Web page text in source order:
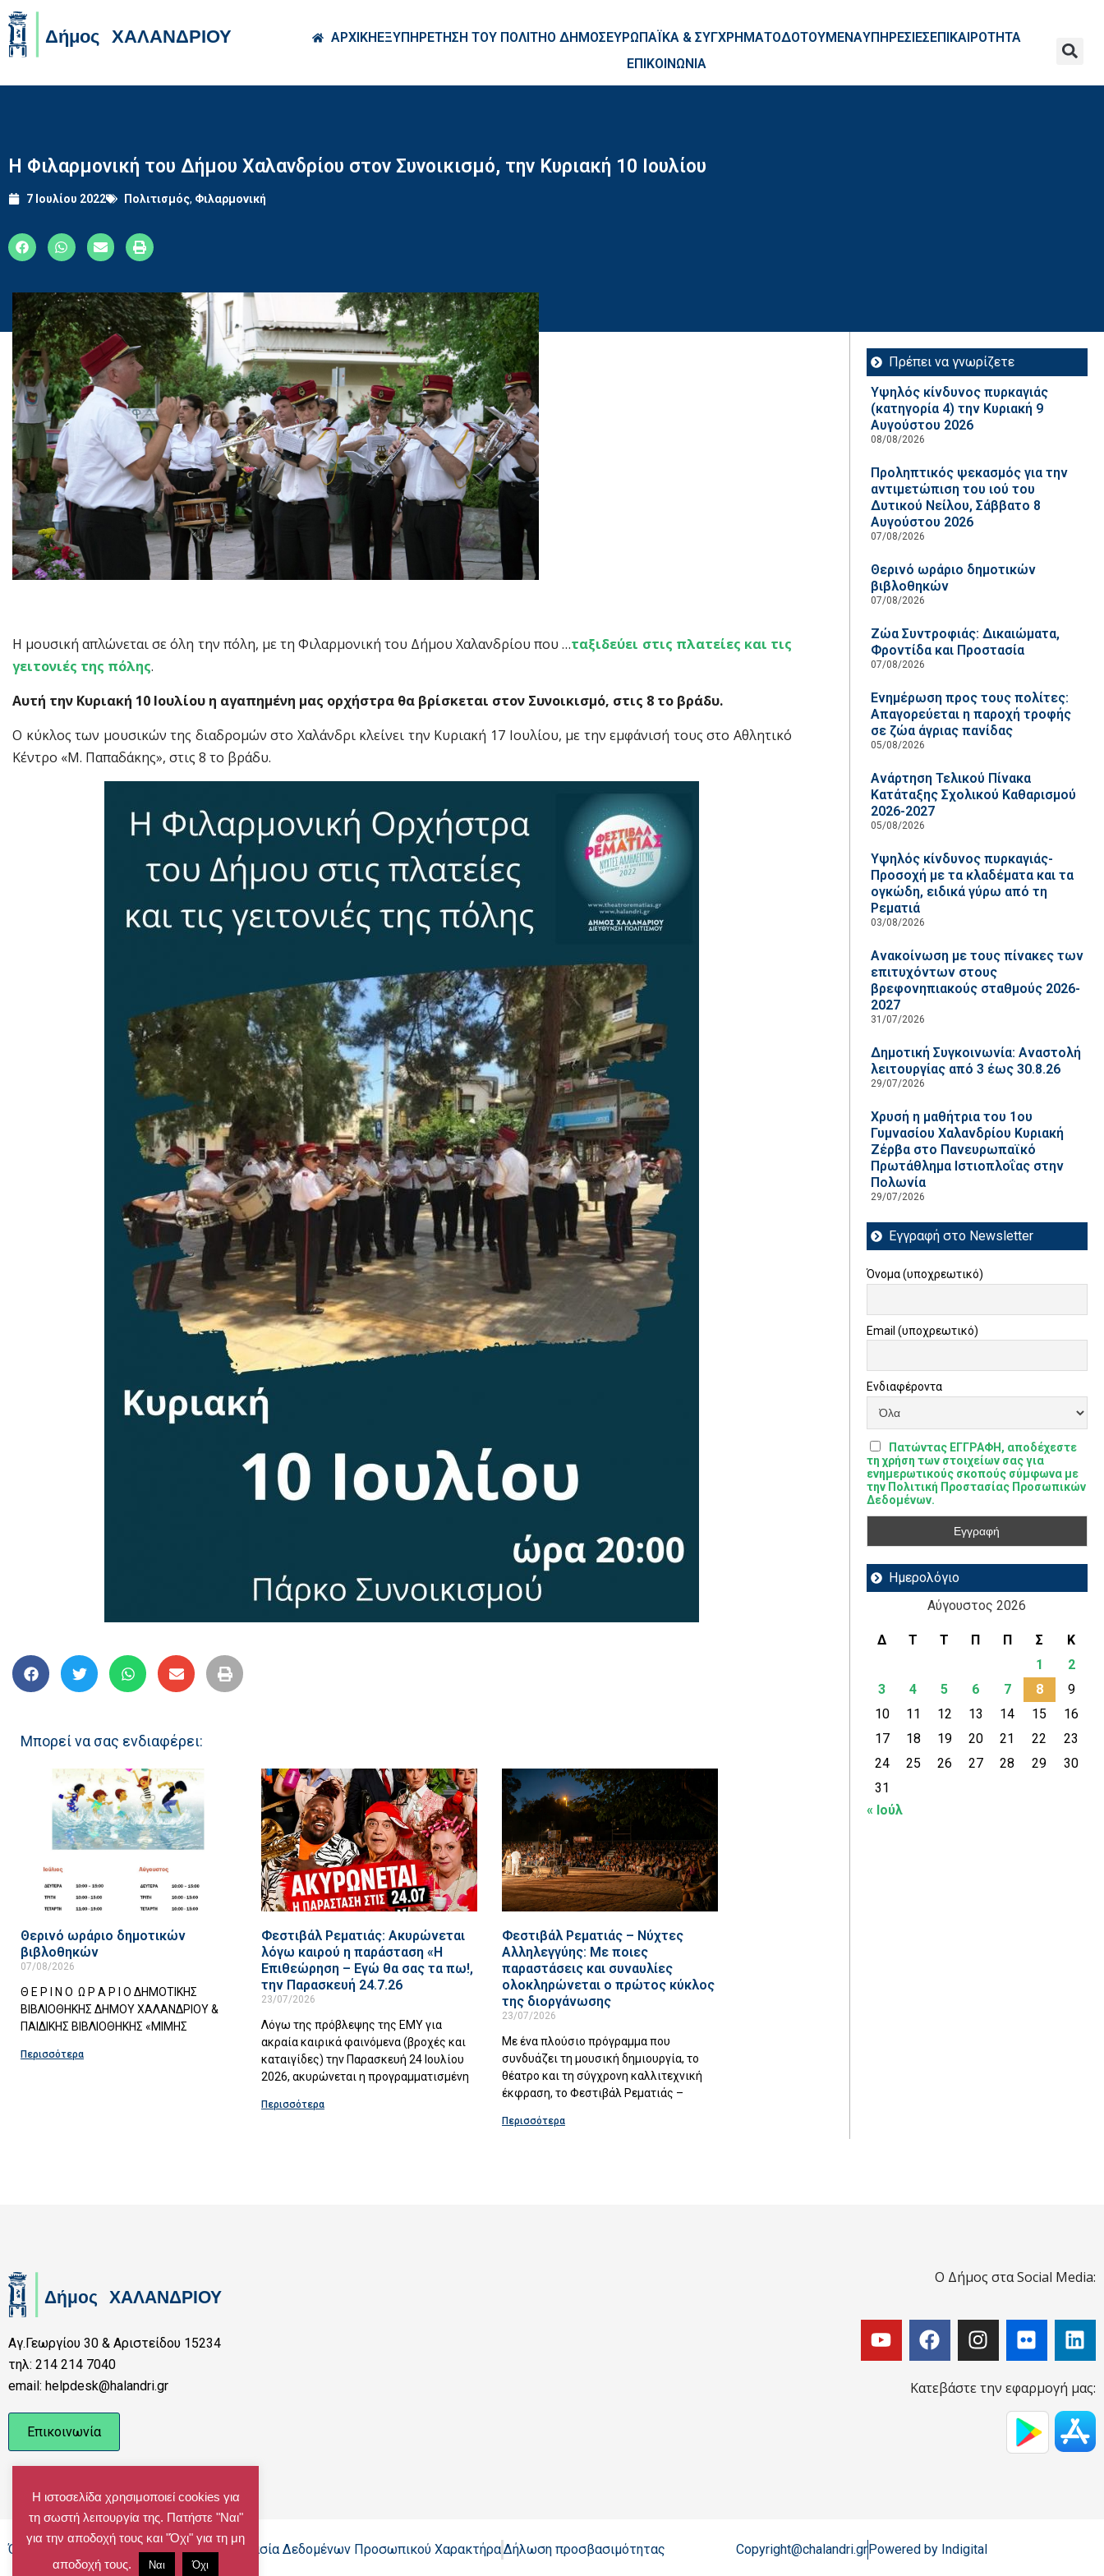
ΑΡΧΙΚΗΕΞΥΠΗΡΕΤΗΣΗ ΤΟΥ ΠΟΛΙΤΗΟ ΔΗΜΟΣΕΥΡΩΠΑΪΚΑ & ΣΥΓΧΡΗΜΑΤΟΔΟΤΟΥΜΕΝΑΥΠΗΡΕΣΙΕΣΕΠΙΚΑΙΡΟΤΗΤΑ
ΕΠΙΚΟΙΝΩΝΙΑ
Η Φιλαρμονική του Δήμου Χαλανδρίου στον Συνοικισμό, την Κυριακή 10 Ιουλίου
7 Ιουλίου 2022 Πολιτισμός, Φιλαρμονική
Η μουσική απλώνεται σε όλη την πόλη, με τη Φιλαρμονική του Δήμου Χαλανδρίου που …ταξιδεύει στις πλατείες και τις
γειτονιές της πόλης.
Αυτή την Κυριακή 10 Ιουλίου η αγαπημένη μας ορχήστρα θα βρίσκεται στον Συνοικισμό, στις 8 το βράδυ.
Ο κύκλος των μουσικών της διαδρομών στο Χαλάνδρι κλείνει την Κυριακή 17 Ιουλίου, με την εμφάνισή τους στο Αθλητικό
Κέντρο «Μ. Παπαδάκης», στις 8 το βράδυ.
Μπορεί να σας ενδιαφέρει:
Θερινό ωράριο δημοτικών
βιβλοθηκών
07/08/2026
Θ Ε Ρ Ι Ν Ο Ω Ρ Α Ρ Ι Ο ΔΗΜΟΤΙΚΗΣ
ΒΙΒΛΙΟΘΗΚΗΣ ΔΗΜΟΥ ΧΑΛΑΝΔΡΙΟΥ &
ΠΑΙΔΙΚΗΣ ΒΙΒΛΙΟΘΗΚΗΣ «ΜΙΜΗΣ
Περισσότερα
Φεστιβάλ Ρεματιάς: Ακυρώνεται
λόγω καιρού η παράσταση «Η
Επιθεώρηση – Εγώ θα σας τα πω!,
την Παρασκευή 24.7.26
23/07/2026
Λόγω της πρόβλεψης της ΕΜΥ για
ακραία καιρικά φαινόμενα (βροχές και
καταιγίδες) την Παρασκευή 24 Ιουλίου
2026, ακυρώνεται η προγραμματισμένη
Περισσότερα
Φεστιβάλ Ρεματιάς – Νύχτες
Αλληλεγγύης: Με ποιες
παραστάσεις και συναυλίες
ολοκληρώνεται ο πρώτος κύκλος
της διοργάνωσης
23/07/2026
Με ένα πλούσιο πρόγραμμα που
συνδυάζει τη μουσική δημιουργία, το
θέατρο και τη σύγχρονη καλλιτεχνική
έκφραση, το Φεστιβάλ Ρεματιάς –
Περισσότερα
Πρέπει να γνωρίζετε
Υψηλός κίνδυνος πυρκαγιάς
(κατηγορία 4) την Κυριακή 9
Αυγούστου 2026
08/08/2026
Προληπτικός ψεκασμός για την
αντιμετώπιση του ιού του
Δυτικού Νείλου, Σάββατο 8
Αυγούστου 2026
07/08/2026
Θερινό ωράριο δημοτικών
βιβλοθηκών
07/08/2026
Ζώα Συντροφιάς: Δικαιώματα,
Φροντίδα και Προστασία
07/08/2026
Ενημέρωση προς τους πολίτες:
Απαγορεύεται η παροχή τροφής
σε ζώα άγριας πανίδας
05/08/2026
Ανάρτηση Τελικού Πίνακα
Κατάταξης Σχολικού Καθαρισμού
2026-2027
05/08/2026
Υψηλός κίνδυνος πυρκαγιάς-
Προσοχή με τα κλαδέματα και τα
ογκώδη, ειδικά γύρω από τη
Ρεματιά
03/08/2026
Ανακοίνωση με τους πίνακες των
επιτυχόντων στους
βρεφονηπιακούς σταθμούς 2026-
2027
31/07/2026
Δημοτική Συγκοινωνία: Αναστολή
λειτουργίας από 3 έως 30.8.26
29/07/2026
Χρυσή η μαθήτρια του 1ου
Γυμνασίου Χαλανδρίου Κυριακή
Ζέρβα στο Πανευρωπαϊκό
Πρωτάθλημα Ιστιοπλοΐας στην
Πολωνία
29/07/2026
Εγγραφή στο Newsletter
Όνομα (υποχρεωτικό)
Email (υποχρεωτικό)
Ενδιαφέροντα
Πατώντας ΕΓΓΡΑΦΗ, αποδέχεστε
τη χρήση των στοιχείων σας για
ενημερωτικούς σκοπούς σύμφωνα με
την Πολιτική Προστασίας Προσωπικών
Δεδομένων.
Ημερολόγιο
Αύγουστος 2026
Δ Τ Τ Π Π Σ
Κ
1
2
3
4 5 6 7 8
9
10
11 12 13 14 15
16
17
18 19 20 21 22
23
24
25 26 27 28 29
30
31
« Ιούλ
Αγ.Γεωργίου 30 & Αριστείδου 15234
τηλ: 214 214 7040
email: helpdesk@halandri.gr
Επικοινωνία
Ο Δήμος στα Social Media:
Κατεβάστε την εφαρμογή μας:
Όροι Χρήσης - Πολιτική Cookies - Προστασία Δεδομένων Προσωπικού ΧαρακτήραΔήλωση προσβασιμότητας Copyright@chalandri.grPowered by Indigital
Η ιστοσελίδα χρησιμοποιεί cookies για
τη σωστή λειτουργία της. Πατήστε "Ναι"
για την αποδοχή τους και "Όχι" για τη μη
αποδοχή τους.
Ναι Όχι